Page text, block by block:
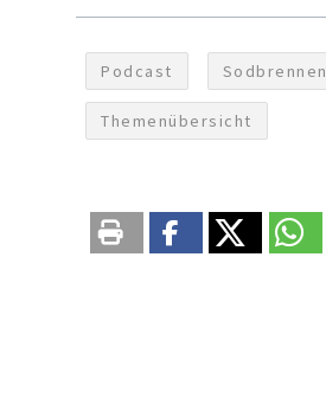
Podcast Sodbrennen
Themenübersicht